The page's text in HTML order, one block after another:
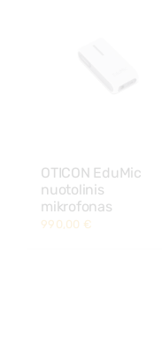
OTICON EduMic
nuotolinis
mikrofonas
990,00 €